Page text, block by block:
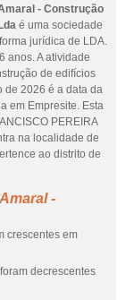
- Construção
é uma sociedade
jurídica de LDA.
anos. A atividade
de edifícios
de 2026 é a data da
em Empresite. Esta
PEREIRA
na localidade de
ao distrito de
-
crescentes em
decrescentes